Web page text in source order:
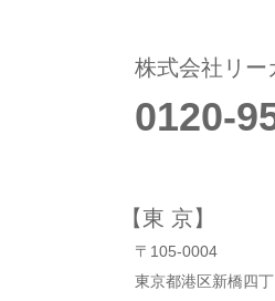
株式会社リー
0120-
【東 京】
〒105-0004
東京都港区新橋四